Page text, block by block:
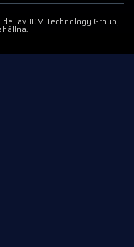
av JDM Technology Group,